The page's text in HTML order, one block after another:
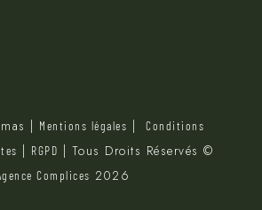
| Mentions légales | Conditions
| RGPD | Tous Droits Réservés ©
Complices 2026